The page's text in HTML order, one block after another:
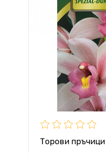
Торови